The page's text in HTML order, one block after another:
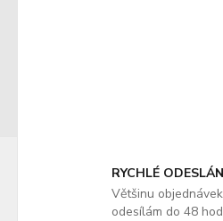
RYCHLÉ
Většinu objednávek
odesílám do 48